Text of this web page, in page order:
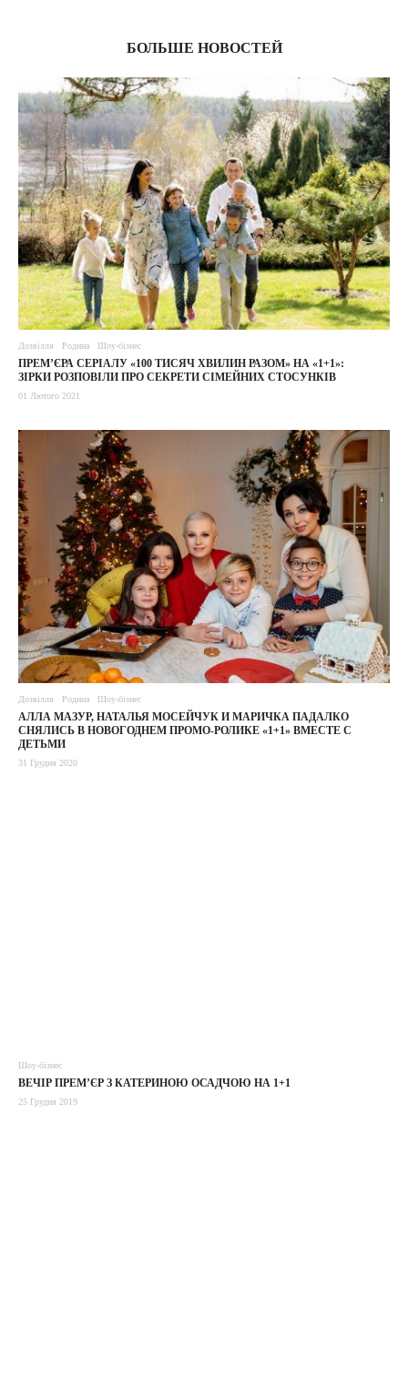
БОЛЬШЕ НОВОСТЕЙ
Дозвілля Родина Шоу-бізнес
ПРЕМ’ЄРА СЕРІАЛУ «100 ТИСЯЧ ХВИЛИН РАЗОМ» НА «1+1»:
ЗІРКИ РОЗПОВІЛИ ПРО СЕКРЕТИ СІМЕЙНИХ СТОСУНКІВ
01 Лютого 2021
Дозвілля Родина Шоу-бізнес
АЛЛА МАЗУР, НАТАЛЬЯ МОСЕЙЧУК И МАРИЧКА ПАДАЛКО
СНЯЛИСЬ В НОВОГОДНЕМ ПРОМО-РОЛИКЕ «1+1» ВМЕСТЕ С
ДЕТЬМИ
31 Грудня 2020
Шоу-бізнес
ВЕЧІР ПРЕМ’ЄР З КАТЕРИНОЮ ОСАДЧОЮ НА 1+1
25 Грудня 2019